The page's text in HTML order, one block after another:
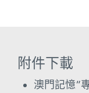
附件下載
澳門記憶“